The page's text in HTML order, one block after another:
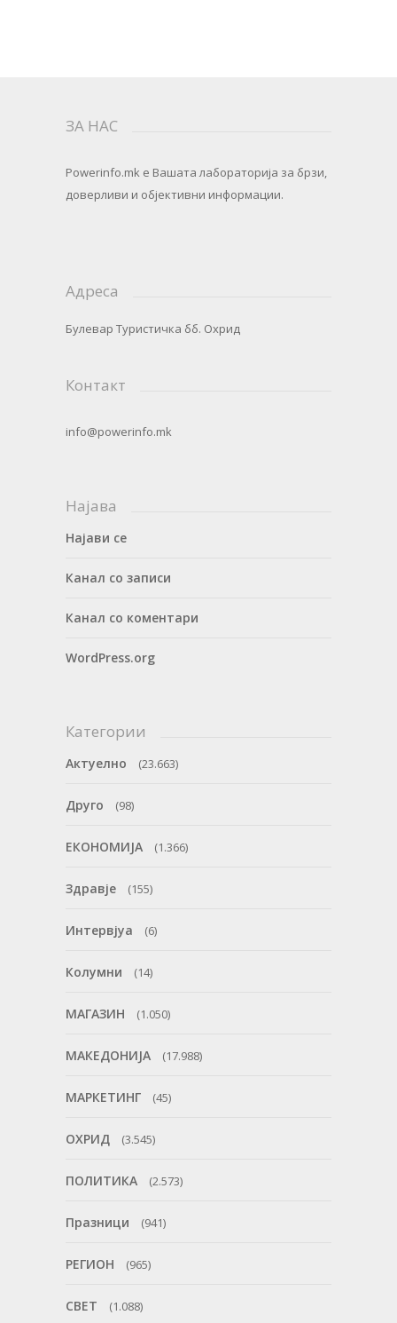
ЗА НАС
Powerinfo.mk e Вашата лабораторија за брзи,
доверливи и објективни информации.
Адреса
Булевар Туристичка бб. Охрид
Контакт
info@powerinfo.mk
Најава
Најави се
Канал со записи
Канал со коментари
WordPress.org
Категории
Актуелно (23.663)
Друго (98)
ЕКОНОМИЈА (1.366)
Здравје (155)
Интервјуа (6)
Колумни (14)
МАГАЗИН (1.050)
МАКЕДОНИЈА (17.988)
МАРКЕТИНГ (45)
ОХРИД (3.545)
ПОЛИТИКА (2.573)
Празници (941)
РЕГИОН (965)
СВЕТ (1.088)